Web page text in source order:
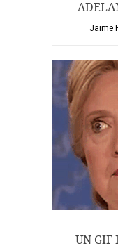
Jaime
UN GIF